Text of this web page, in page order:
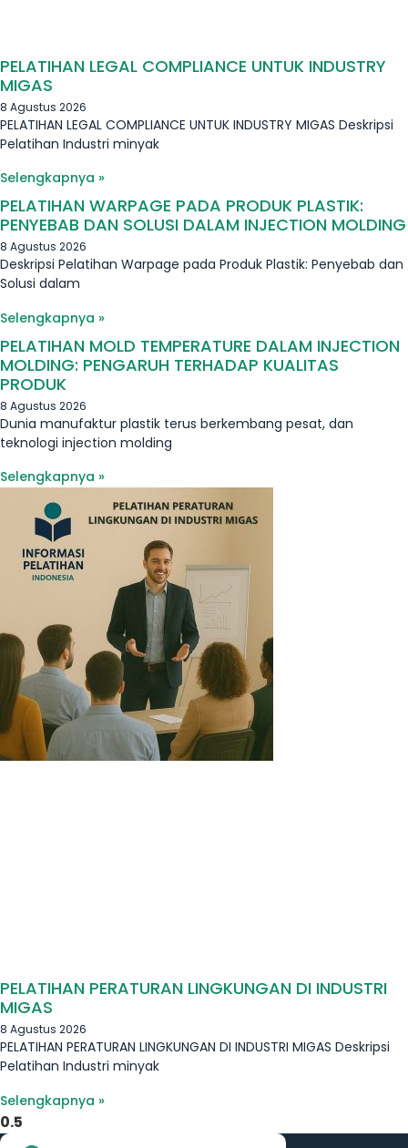
PELATIHAN LEGAL COMPLIANCE UNTUK INDUSTRY
MIGAS
8 Agustus 2026
PELATIHAN LEGAL COMPLIANCE UNTUK INDUSTRY MIGAS Deskripsi
Pelatihan Industri minyak
Selengkapnya »
PELATIHAN WARPAGE PADA PRODUK PLASTIK:
PENYEBAB DAN SOLUSI DALAM INJECTION MOLDING
8 Agustus 2026
Deskripsi Pelatihan Warpage pada Produk Plastik: Penyebab dan
Solusi dalam
Selengkapnya »
PELATIHAN MOLD TEMPERATURE DALAM INJECTION
MOLDING: PENGARUH TERHADAP KUALITAS
PRODUK
8 Agustus 2026
Dunia manufaktur plastik terus berkembang pesat, dan
teknologi injection molding
Selengkapnya »
PELATIHAN PERATURAN LINGKUNGAN DI INDUSTRI
MIGAS
8 Agustus 2026
PELATIHAN PERATURAN LINGKUNGAN DI INDUSTRI MIGAS Deskripsi
Pelatihan Industri minyak
Selengkapnya »